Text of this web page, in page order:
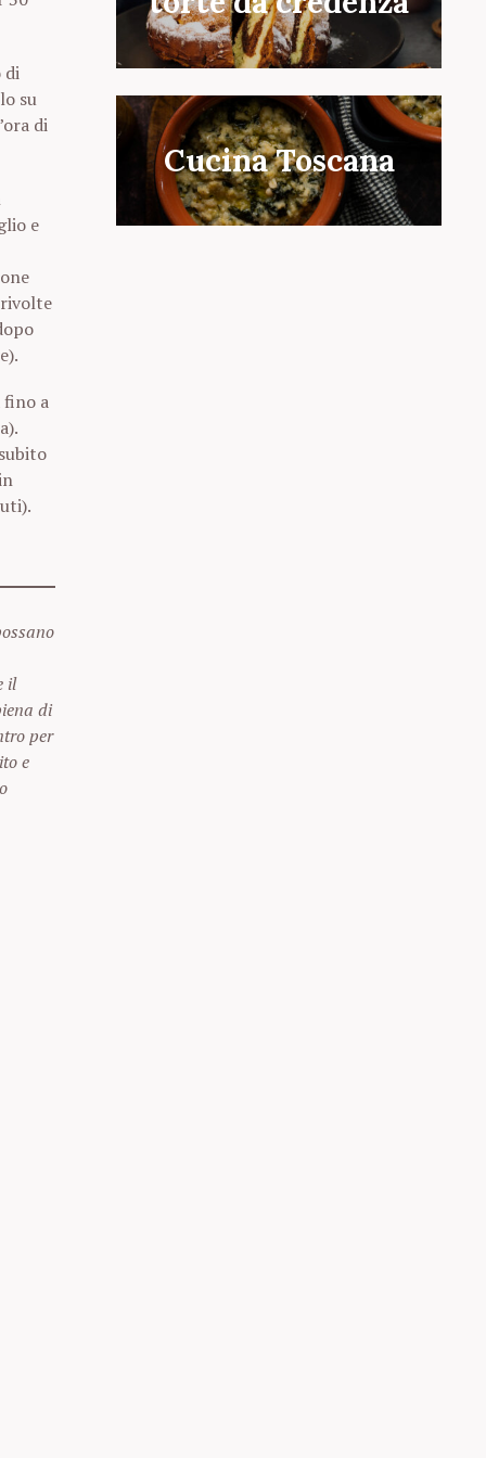
Cucina Toscana
di
su
di
e
rivolte
fino a
il
di
per
e